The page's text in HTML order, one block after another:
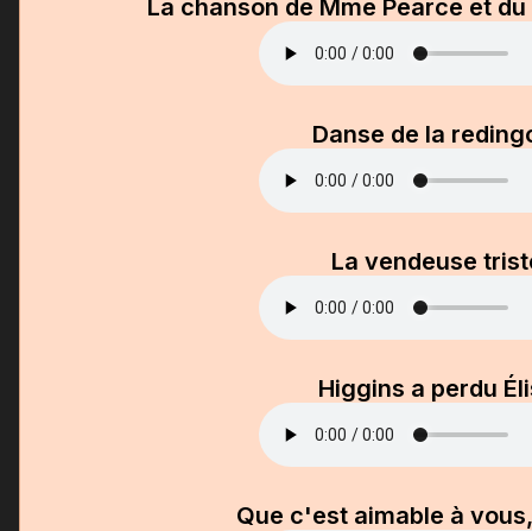
La chanson de Mme Pearce et
Danse de la
La vendeuse
Higgins a perdu
Que c'est aimable à